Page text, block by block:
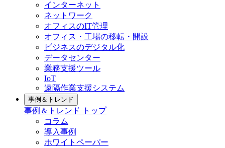
インターネット
ネットワーク
オフィスのIT管理
オフィス・工場の移転・開設
ビジネスのデジタル化
データセンター
業務支援ツール
IoT
遠隔作業支援システム
事例＆トレンド
事例＆トレンド トップ
コラム
導入事例
ホワイトペーパー